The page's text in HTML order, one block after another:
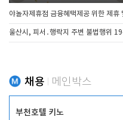
야놀자제휴점 금융혜택제공 위한 제휴
울산시, 피서․행락지 주변 불법행위
채용 메인박스
부천호텔 키노